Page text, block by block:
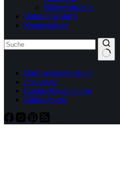
Nährwerttabelle
Unterstütze mich
Kooperationen
Datenschutzerklärung
Impressum
Cookie-Einstellungen
Bildnachweis